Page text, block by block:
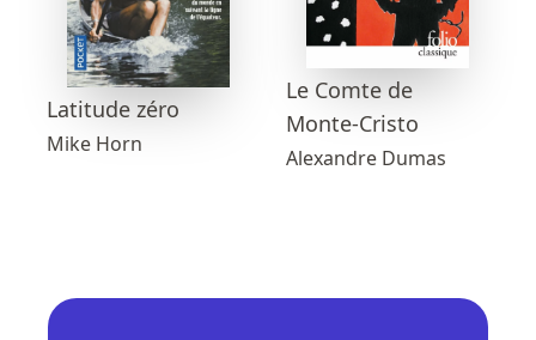
Latitude zéro
Mike Horn
Le Comte de
Monte-Cristo
Alexandre Dumas